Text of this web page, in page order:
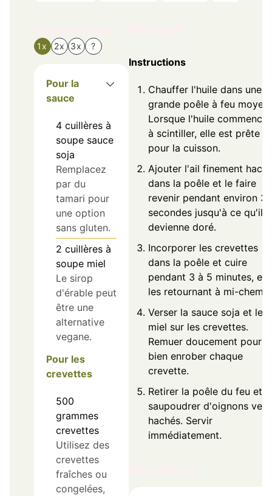
1x 2x 3x ?
Pour la
sauce
4 cuillères à
soupe sauce
soja
Remplacez
par du
tamari pour
une option
sans gluten.
2 cuillères à
soupe miel
Le sirop
d'érable peut
être une
alternative
vegane.
Pour les
crevettes
500
grammes
crevettes
Utilisez des
crevettes
fraîches ou
congelées,
Instructions
Chauffer l'huile dans une
grande poêle à feu moyen.
Lorsque l'huile commence
à scintiller, elle est prête
pour la cuisson.
Ajouter l'ail finement
dans la poêle et le faire
revenir pendant environ 30
secondes jusqu'à ce qu'il
devienne doré.
Incorporer les crevettes
dans la poêle et cuire
pendant 3 à 5 minutes, en
les retournant à mi-
Verser la sauce soja et le
miel sur les crevettes.
Remuer doucement pour
bien enrober chaque
crevette.
Retirer la poêle du feu et
saupoudrer d'oignons
hachés. Servir
immédiatement.